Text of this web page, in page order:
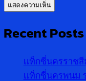
Recent Posts
แท็กซี่นครราชสี
แท็กซี่นครพนม